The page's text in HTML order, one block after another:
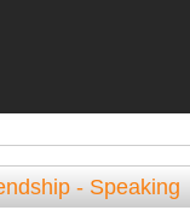
- Speaking